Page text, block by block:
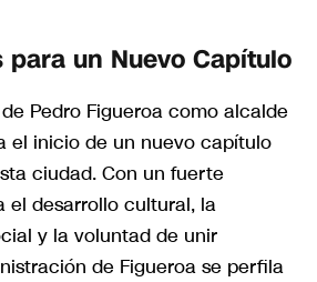
para un Nuevo Capítulo
Pedro Figueroa como alcalde
el inicio de un nuevo capítulo
ciudad. Con un fuerte
el desarrollo cultural, la
y la voluntad de unir
de Figueroa se perfila